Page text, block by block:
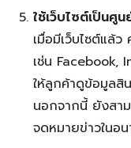
ใช้เว็บไซต์เป็นศู
เมื่อมีเว็บไซต์แล้
เช่น Facebook,
ให้ลูกค้าดูข้อมูลสิ
นอกจากนี้ ยังสาม
จดหมายข่าวในอ